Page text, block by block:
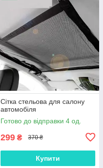
Сітка стельова для салону
автомобіля
Готово до відправки 4 од.
299 ₴ 370 ₴
Купити